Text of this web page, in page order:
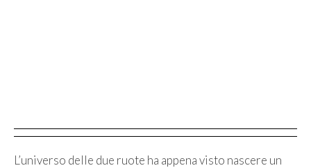
L’universo delle due ruote ha appena visto nascere un